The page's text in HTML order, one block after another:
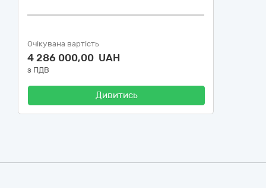
Очікувана вартість
4 286 000,00 UAH
з ПДВ
Дивитись